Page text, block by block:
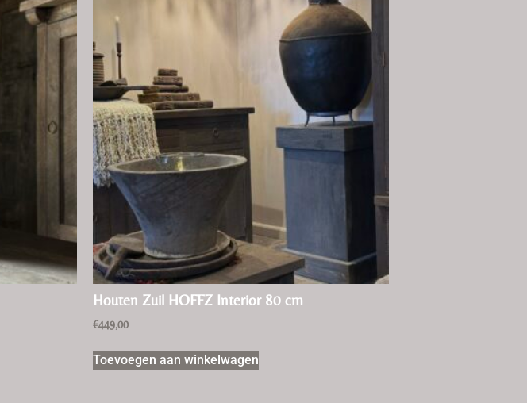
Houten Zuil HOFFZ Interior 80 cm
€449,00
Toevoegen aan winkelwagen